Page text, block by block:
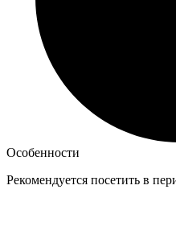
Особенности
Рекомендуется посетить в